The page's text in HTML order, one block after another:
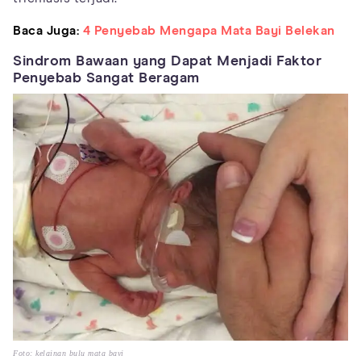
Baca Juga: 4 Penyebab Mengapa Mata Bayi Belekan
Sindrom Bawaan yang Dapat Menjadi Faktor
Penyebab Sangat Beragam
Foto: kelainan bulu mata bayi